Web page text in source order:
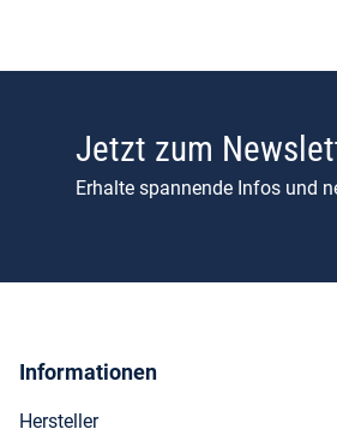
Jetzt zum
Erhalte spannende Infos und
Informationen
Hersteller